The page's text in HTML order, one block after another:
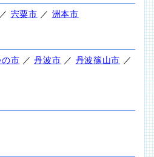
／ 宍粟市 ／ 洲本市
の市 ／丹波市 ／ 丹波篠山市 ／